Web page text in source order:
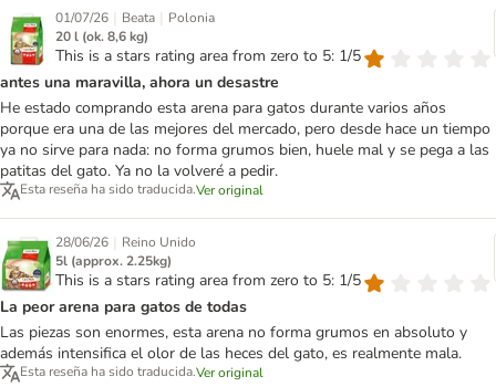
01/07/26 | Beata | Polonia
20 l (ok. 8,6 kg)
This is a stars rating area from zero to 5: 1/5
antes una maravilla, ahora un desastre
He estado comprando esta arena para gatos durante varios años
porque era una de las mejores del mercado, pero desde hace un tiempo
ya no sirve para nada: no forma grumos bien, huele mal y se pega a las
patitas del gato. Ya no la volveré a pedir.
Esta reseña ha sido traducida.Ver original
28/06/26 | Reino Unido
5l (approx. 2.25kg)
This is a stars rating area from zero to 5: 1/5
La peor arena para gatos de todas
Las piezas son enormes, esta arena no forma grumos en absoluto y
además intensifica el olor de las heces del gato, es realmente mala.
Esta reseña ha sido traducida.Ver original